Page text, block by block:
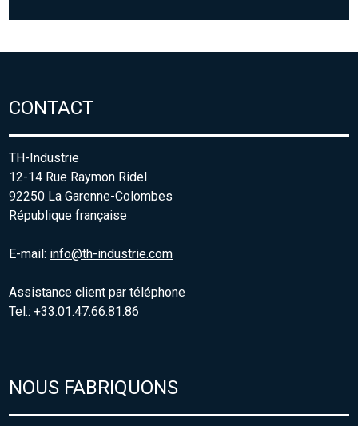
CONTACT
TH-Industrie
12-14 Rue Raymon Ridel
92250 La Garenne-Colombes
République française
E-mail: info@th-industrie.com
Assistance client par téléphone
Tel.: +33.01.47.66.81.86
NOUS FABRIQUONS